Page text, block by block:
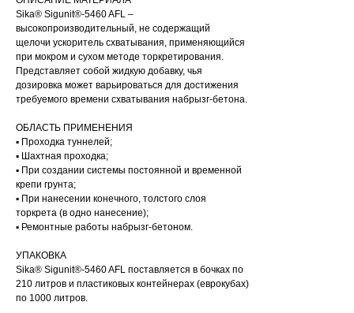
Sika® Sigunit®-5460 AFL –
высокопроизводительный, не содержащий
щелочи ускоритель схватывания, применяющийся
при мокром и сухом методе торкретирования.
Представляет собой жидкую добавку, чья
дозировка может варьироваться для достижения
требуемого времени схватывания набрызг-бетона.
ОБЛАСТЬ ПРИМЕНЕНИЯ
▪ Проходка туннелей;
▪ Шахтная проходка;
▪ При создании системы постоянной и временной
крепи грунта;
▪ При нанесении конечного, толстого слоя
торкрета (в одно нанесение);
▪ Ремонтные работы набрызг-бетоном.
УПАКОВКА
Sika® Sigunit®-5460 AFL поставляется в бочках по
210 литров и пластиковых контейнерах (еврокубах)
по 1000 литров.